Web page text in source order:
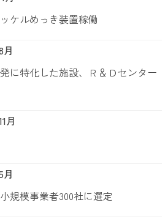
ケルめっき装置稼働
に特化した施設、Ｒ＆Ｄセンター
月
規模事業者300社に選定